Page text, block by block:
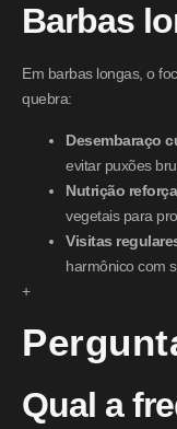
Barbas
Em barbas longas, o
quebra:
Desembaraço
evitar puxões
Nutrição
vegetais para
Visitas
harmônico com
+
Qual a